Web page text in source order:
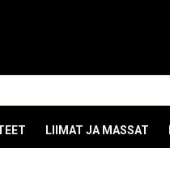
LIIMAT JA MASSAT